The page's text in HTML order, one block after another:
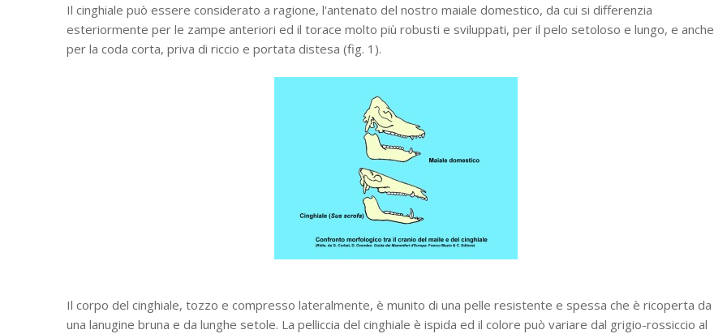
Il cinghiale può essere considerato a ragione, l'antenato del nostro maiale domestico, da cui si differenzia
esteriormente per le zampe anteriori ed il torace molto più robusti e sviluppati, per il pelo setoloso e lungo, e anche
per la coda corta, priva di riccio e portata distesa (fig. 1).
Il corpo del cinghiale, tozzo e compresso lateralmente, è munito di una pelle resistente e spessa che è ricoperta da
una lanugine bruna e da lunghe setole. La pelliccia del cinghiale è ispida ed il colore può variare dal grigio-rossiccio al